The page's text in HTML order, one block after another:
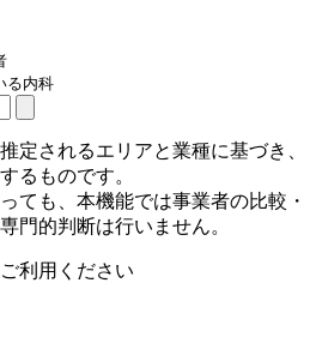
る内科
定されるエリアと業種に基づき、
るものです。
ても、本機能では事業者の比較・
門的判断は行いません。
利用ください